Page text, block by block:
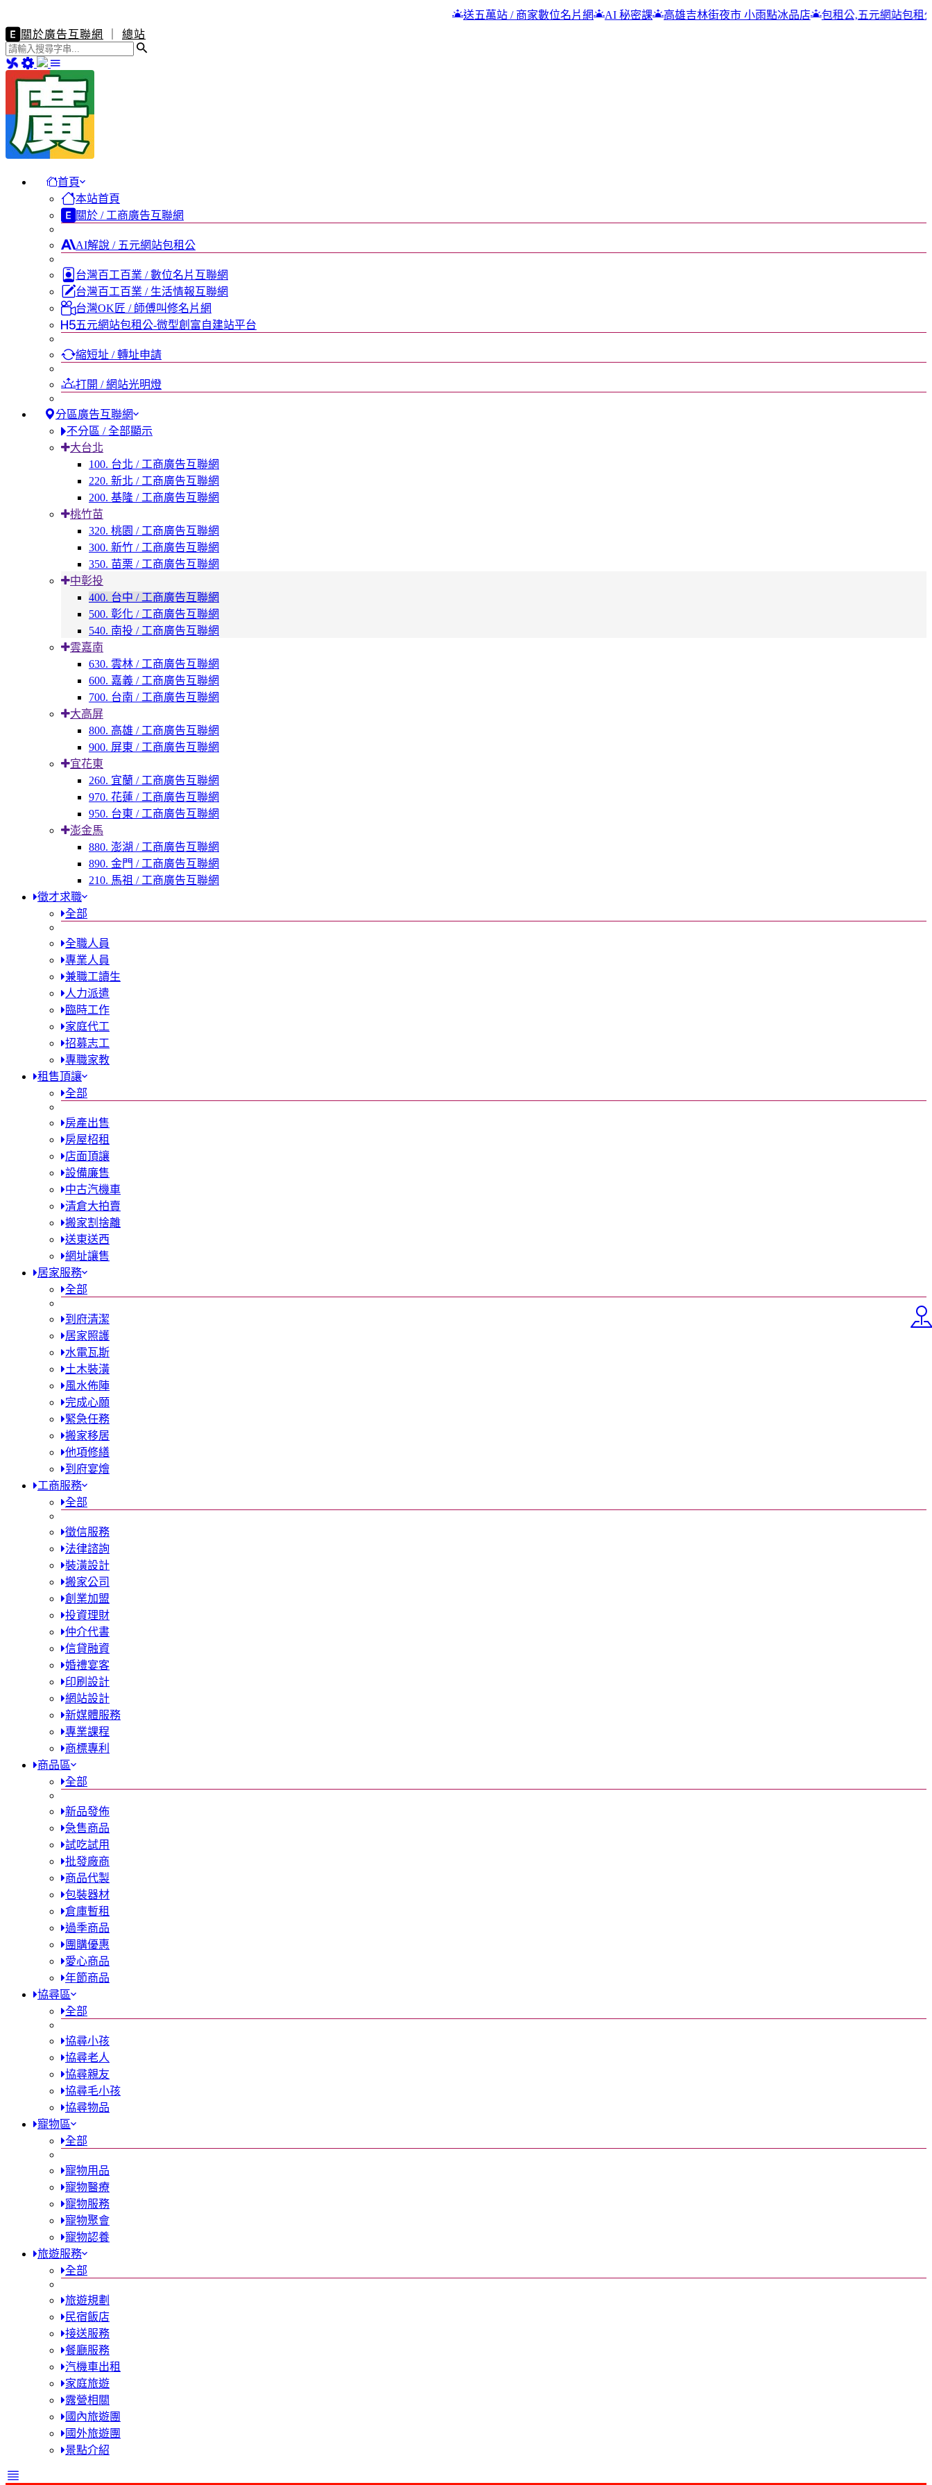
送五萬站 / 商家數位名片網 AI 秘密課 高雄吉林街夜市 小雨點冰品店 包租公,五元網站包租公
包租公
關於廣告互聯網
總站
首頁
本站首頁
關於 / 工商廣告互聯網
AI解說 / 五元網站包租公
台灣百工百業 / 數位名片互聯網
台灣百工百業 / 生活情報互聯網
台灣OK匠 / 師傅叫修名片網
五元網站包租公-微型創富自建站平台
縮短址 / 轉址申請
打開 / 網站光明燈
分區廣告互聯網
不分區 / 全部顯示
大台北
100. 台北 / 工商廣告互聯網
220. 新北 / 工商廣告互聯網
200. 基隆 / 工商廣告互聯網
桃竹苗
320. 桃園 / 工商廣告互聯網
300. 新竹 / 工商廣告互聯網
350. 苗栗 / 工商廣告互聯網
中彰投
400. 台中 / 工商廣告互聯網
500. 彰化 / 工商廣告互聯網
540. 南投 / 工商廣告互聯網
雲嘉南
630. 雲林 / 工商廣告互聯網
600. 嘉義 / 工商廣告互聯網
700. 台南 / 工商廣告互聯網
大高屏
800. 高雄 / 工商廣告互聯網
900. 屏東 / 工商廣告互聯網
宜花東
260. 宜蘭 / 工商廣告互聯網
970. 花蓮 / 工商廣告互聯網
950. 台東 / 工商廣告互聯網
澎金馬
880. 澎湖 / 工商廣告互聯網
890. 金門 / 工商廣告互聯網
210. 馬祖 / 工商廣告互聯網
徵才求職
全部
全職人員
專業人員
兼職工讀生
人力派遣
臨時工作
家庭代工
招募志工
專職家教
租售頂讓
全部
房產出售
房屋柖租
店面頂讓
設備廉售
中古汽機車
清倉大拍賣
搬家割捨離
送東送西
網址讓售
居家服務
全部
到府清潔
居家照護
水電瓦斯
土木裝潢
風水佈陣
完成心願
緊急任務
搬家移居
他項修繕
到府宴燴
工商服務
全部
徵信服務
法律諮詢
裝潢設計
搬家公司
創業加盟
投資理財
仲介代書
信貸融資
婚禮宴客
印刷設計
網站設計
新媒體服務
專業課程
商標專利
商品區
全部
新品發佈
急售商品
試吃試用
批發廠商
商品代製
包裝器材
倉庫暫租
過季商品
團購優惠
愛心商品
年節商品
協尋區
全部
協尋小孩
協尋老人
協尋親友
協尋毛小孩
協尋物品
寵物區
全部
寵物用品
寵物醫療
寵物服務
寵物聚會
寵物認養
旅遊服務
全部
旅遊規劃
民宿飯店
接送服務
餐廳服務
汽機車出租
家庭旅遊
露營相關
國內旅遊團
國外旅遊團
景點介紹